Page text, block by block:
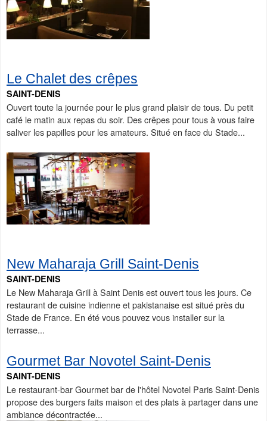
Le Chalet des crêpes
SAINT-DENIS
Ouvert toute la journée pour le plus grand plaisir de tous. Du petit
café le matin aux repas du soir. Des crêpes pour tous à vous faire
saliver les papilles pour les amateurs. Situé en face du Stade...
New Maharaja Grill Saint-Denis
SAINT-DENIS
Le New Maharaja Grill à Saint Denis est ouvert tous les jours. Ce
restaurant de cuisine indienne et pakistanaise est situé près du
Stade de France. En été vous pouvez vous installer sur la
terrasse...
Gourmet Bar Novotel Saint-Denis
SAINT-DENIS
Le restaurant-bar Gourmet bar de l'hôtel Novotel Paris Saint-Denis
propose des burgers faits maison et des plats à partager dans une
ambiance décontractée...